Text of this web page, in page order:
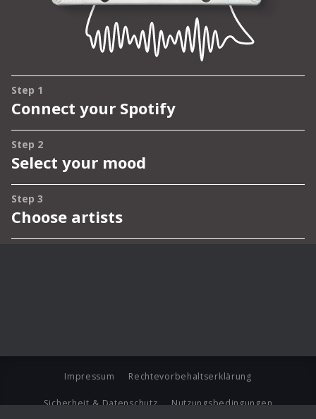
Impressum Rechtevorbehaltserklärung
Sicherheit & Datenschutz Nutzungsbedingungen